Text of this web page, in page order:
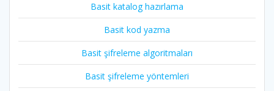
Basit katalog hazırlama
Basit kod yazma
Basit şifreleme algoritmaları
Basit şifreleme yöntemleri